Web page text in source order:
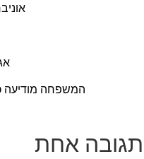
המשפחה מודיעה כי במלאות
תגובה אחת